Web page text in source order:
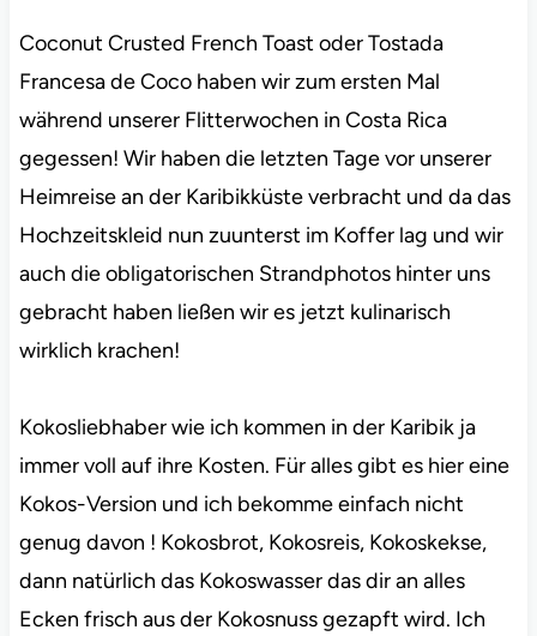
Coconut Crusted French Toast oder Tostada
Francesa de Coco haben wir zum ersten Mal
während unserer Flitterwochen in Costa Rica
gegessen! Wir haben die letzten Tage vor unserer
Heimreise an der Karibikküste verbracht und da das
Hochzeitskleid nun zuunterst im Koffer lag und wir
auch die obligatorischen Strandphotos hinter uns
gebracht haben ließen wir es jetzt kulinarisch
wirklich krachen!
Kokosliebhaber wie ich kommen in der Karibik ja
immer voll auf ihre Kosten. Für alles gibt es hier eine
Kokos-Version und ich bekomme einfach nicht
genug davon ! Kokosbrot, Kokosreis, Kokoskekse,
dann natürlich das Kokoswasser das dir an alles
Ecken frisch aus der Kokosnuss gezapft wird. Ich